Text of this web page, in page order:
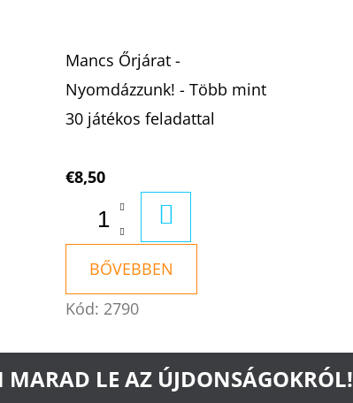
Mancs Őrjárat -
Nyomdázzunk! - Több mint
30 játékos feladattal
€8,50
BŐVEBBEN
Kód: 2790
LE AZ ÚJDONSÁGOKRÓL!